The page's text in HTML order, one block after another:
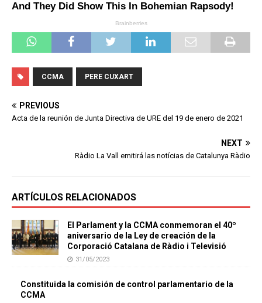
CCMA PERE CUXART
PREVIOUS
Acta de la reunión de Junta Directiva de URE del 19 de enero de 2021
NEXT
Ràdio La Vall emitirá las notícias de Catalunya Ràdio
ARTÍCULOS RELACIONADOS
El Parlament y la CCMA conmemoran el 40º
aniversario de la Ley de creación de la
Corporació Catalana de Ràdio i Televisió
31/05/2023
Constituida la comisión de control parlamentario de la
CCMA